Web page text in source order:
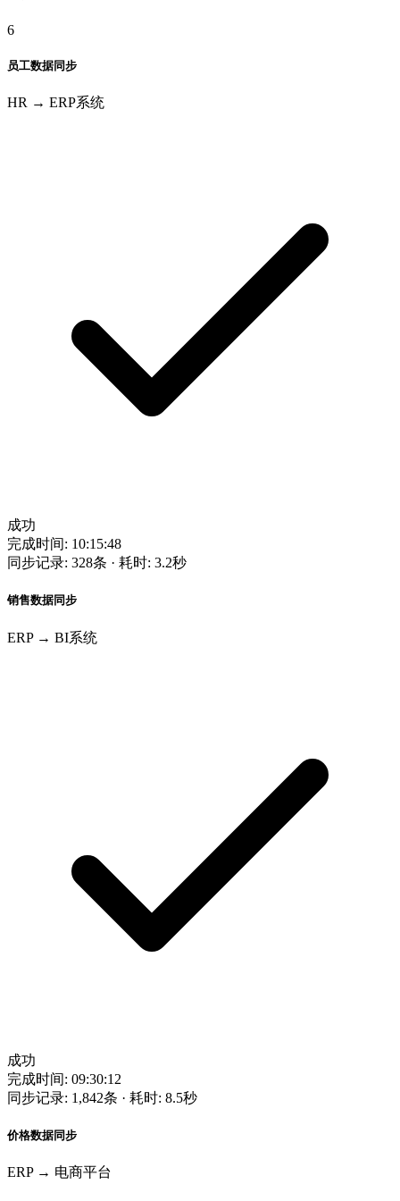
6
员工数据同步
HR → ERP系统
成功
完成时间: 10:15:48
同步记录: 328条 · 耗时: 3.2秒
销售数据同步
ERP → BI系统
成功
完成时间: 09:30:12
同步记录: 1,842条 · 耗时: 8.5秒
价格数据同步
ERP → 电商平台